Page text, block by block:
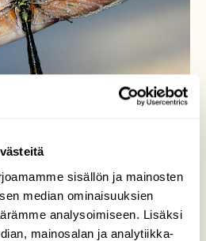
sisällön ja mainosten
median ominaisuuksien
analysoimiseen. Lisäksi
mainosalan ja analytiikka-